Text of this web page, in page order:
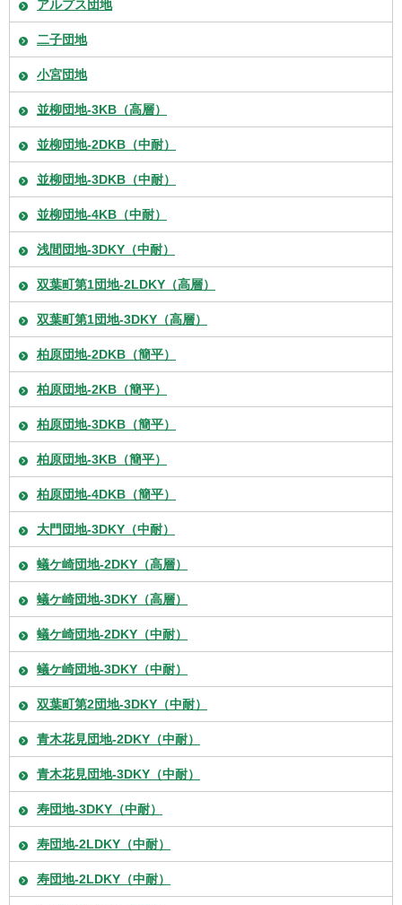
アルプス団地
二子団地
小宮団地
並柳団地-3KB（高層）
並柳団地-2DKB（中耐）
並柳団地-3DKB（中耐）
並柳団地-4KB（中耐）
浅間団地-3DKY（中耐）
双葉町第1団地-2LDKY（高層）
双葉町第1団地-3DKY（高層）
柏原団地-2DKB（簡平）
柏原団地-2KB（簡平）
柏原団地-3DKB（簡平）
柏原団地-3KB（簡平）
柏原団地-4DKB（簡平）
大門団地-3DKY（中耐）
蟻ケ崎団地-2DKY（高層）
蟻ケ崎団地-3DKY（高層）
蟻ケ崎団地-2DKY（中耐）
蟻ケ崎団地-3DKY（中耐）
双葉町第2団地-3DKY（中耐）
青木花見団地-2DKY（中耐）
青木花見団地-3DKY（中耐）
寿団地-3DKY（中耐）
寿団地-2LDKY（中耐）
寿団地-2LDKY（中耐）